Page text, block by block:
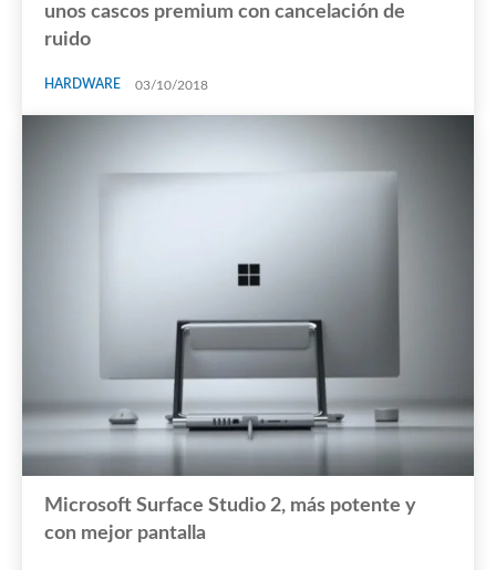
unos cascos premium con cancelación de
ruido
HARDWARE 03/10/2018
Microsoft Surface Studio 2, más potente y
con mejor pantalla